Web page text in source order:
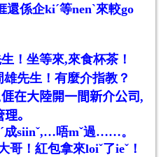
還係企kiˊ等nenˋ來較go
！坐等來,來食杯茶！
先生！有麼介指教？
在大陸開一間新介公司,
。
成siinˇ,…唔mˇ過……。
！紅包拿來loiˇ了ieˇ！